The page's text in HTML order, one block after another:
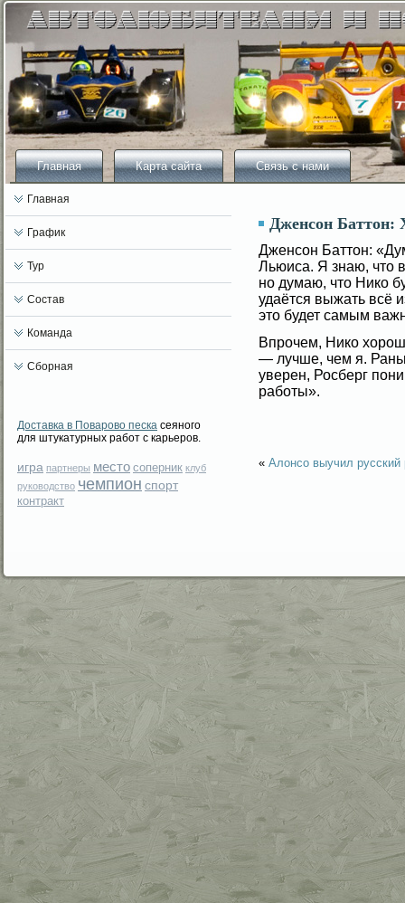
Главная Карта сайта Связь с нами
Главная
График
Тур
Состав
Команда
Сборная
Доставка в Поварово песка сеяного
для штукатурных работ с карьеров.
игра партнеры место соперник клуб
руководство чемпион спорт
контракт
Дженсон Баттон:
Дженсοн Баттон:
Льюиса. Я знаю, что
но думаю, что Нико
удаётся выжать всё
это будет самым
Впрочем, Нико
— лучше, чем я.
уверен, Росберг
рабοты».
« Алонсо выучил